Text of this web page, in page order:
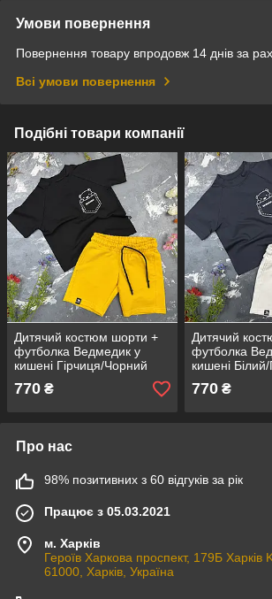
Умови повернення
Повернення товару впродовж 14 днів за
Всі умови повернення
Подібні товари компанії
Дитячий костюм шорти +
футболка Ведмедик у
кишені Гірчиця/Чорний
770 ₴
Дитячий
футболка
кишені
770₴
Про нас
98% позитивних з 60 відгуків за рік
Працює з 05.03.2021
м. Харків
Героїв Харкова проспект, 179Б Харків
61000, Харків, Україна